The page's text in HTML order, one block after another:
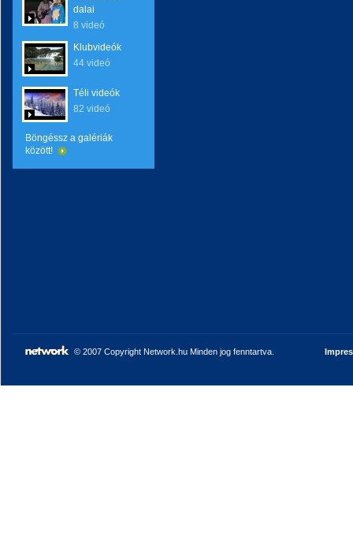
dalai
8 videó
Klubvideók
44 videó
Téli videók
82 videó
Böngéssz a galériák
között!
© 2007 Copyright Network.hu Minden jog fenntartva.